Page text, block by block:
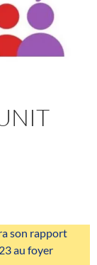
son rapport
au foyer